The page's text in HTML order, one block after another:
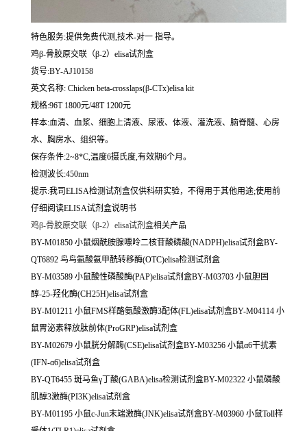
特色服务:提供免费代测,技术-对一 指导。
鸡β-骨胶原交联（β-2）elisa试剂盒
货号:BY-AJ10158
英文名称: Chicken beta-crosslaps(β-CTx)elisa kit
规格:96T 1800元/48T 1200元
样本:血清、血浆、细胞上清液、尿液、体液、灌洗液、脑脊髓、心房
水、胸房水、组织等。
保存条件:2~8*C,温度6摄氏度,有效期6个月。
检测波长:450nm
提示:我司ELISA检测试剂盒仅供科研实验，不得用于其他用途;使用前
仔细阅读ELISA试剂盒说明书
鸡β-骨胶原交联（β-2）elisa试剂盒相关产品
BY-M01850 小鼠烟酰胺腺嘌呤二核苷酸磷酸(NADPH)elisa试剂盒BY-
QT6892 鸟鸟氨酸氨甲酰转移酶(OTC)elisa检测试剂盒
BY-M03589 小鼠酸性磷酸酶(PAP)elisa试剂盒BY-M03703 小鼠胆固
醇-25-羟化酶(CH25H)elisa试剂盒
BY-M01211 小鼠FMS样酪氨酸激酶3配体(FL)elisa试剂盒BY-M04114 小
鼠胃泌素释放肽前体(ProGRP)elisa试剂盒
BY-M02679 小鼠胱分解酶(CSE)elisa试剂盒BY-M03256 小鼠α6干扰素
(IFN-α6)elisa试剂盒
BY-QT6455 斑马鱼γ丁酸(GABA)elisa检测试剂盒BY-M02322 小鼠磷酸
肌醇3激酶(PI3K)elisa试剂盒
BY-M01195 小鼠c-Jun末端激酶(JNK)elisa试剂盒BY-M03960 小鼠Toll样